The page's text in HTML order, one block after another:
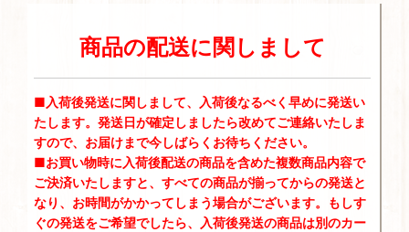
商品の配送に関しまして
■入荷後発送に関しまして、入荷後なるべく早めに発送い
たします。発送日が確定しましたら改めてご連絡いたしま
すので、お届けまで今しばらくお待ちください。
■お買い物時に入荷後配送の商品を含めた複数商品内容で
ご決済いたしますと、すべての商品が揃ってからの発送と
なり、お時間がかかってしまう場合がございます。もしす
ぐの発送をご希望でしたら、入荷後発送の商品は別のカー